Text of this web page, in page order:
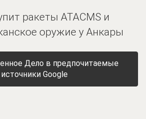
ракеты ATACMS и
оружие у Анкары
Дело в предпочитаемые
источники Google